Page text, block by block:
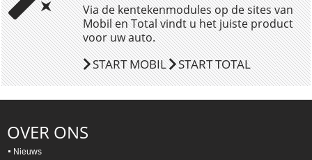
Via de kentekenmodules op de sites van
Mobil en Total vindt u het juiste product
voor uw auto.
START MOBIL START TOTAL
OVER ONS
Nieuws